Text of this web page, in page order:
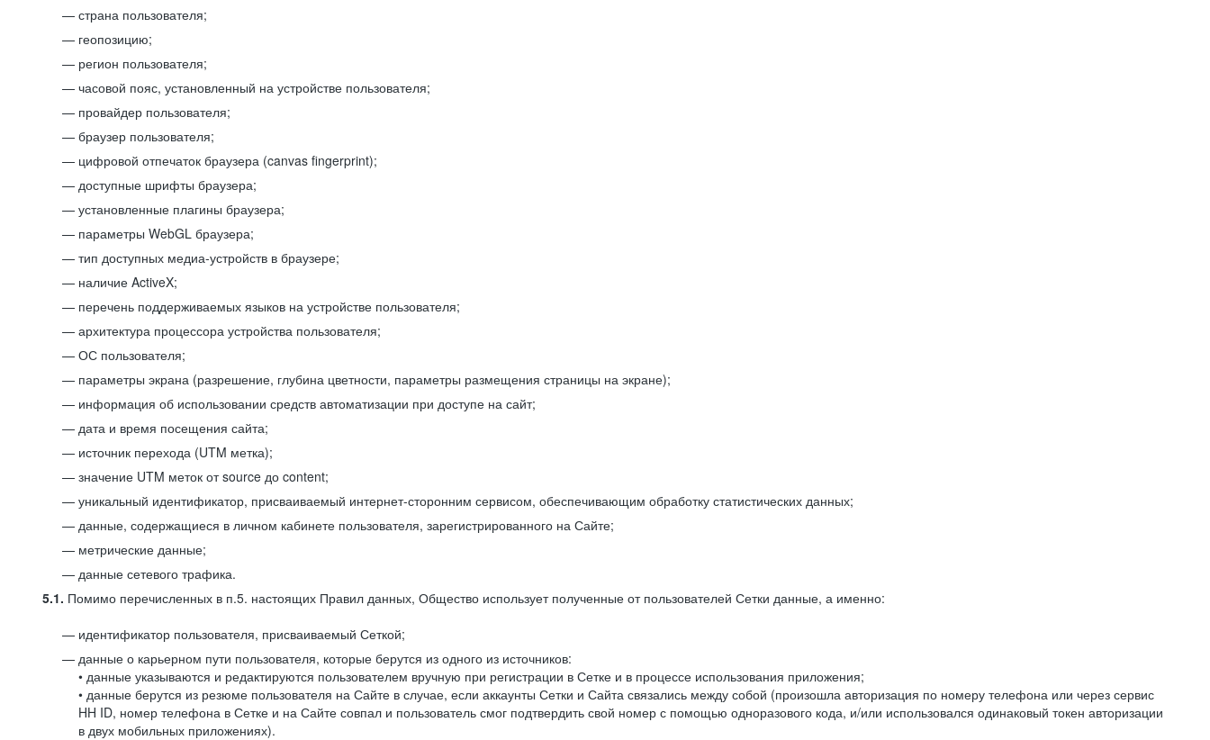
страна пользователя;
геопозицию;
регион пользователя;
часовой пояс, установленный на устройстве пользователя;
провайдер пользователя;
браузер пользователя;
цифровой отпечаток браузера (canvas fingerprint);
доступные шрифты браузера;
установленные плагины браузера;
параметры WebGL браузера;
тип доступных медиа-устройств в браузере;
наличие ActiveX;
перечень поддерживаемых языков на устройстве пользователя;
архитектура процессора устройства пользователя;
ОС пользователя;
параметры экрана (разрешение, глубина цветности, параметры размещения страницы на экране);
информация об использовании средств автоматизации при доступе на сайт;
дата и время посещения сайта;
источник перехода (UTM метка);
значение UTM меток от source до content;
уникальный идентификатор, присваиваемый интернет-сторонним сервисом, обеспечивающим обработку статистических данных;
данные, содержащиеся в личном кабинете пользователя, зарегистрированного на Сайте;
метрические данные;
данные сетевого трафика.
5.1. Помимо перечисленных в п.5. настоящих Правил данных, Общество использует полученные от пользователей Сетки данные, а именно:
идентификатор пользователя, присваиваемый Сеткой;
данные о карьерном пути пользователя, которые берутся из одного из источников:
• данные указываются и редактируются пользователем вручную при регистрации в Сетке и в процессе использования приложения;
• данные берутся из резюме пользователя на Сайте в случае, если аккаунты Сетки и Сайта связались между собой (произошла авторизация по номеру телефона или через сервис
HH ID, номер телефона в Сетке и на Сайте совпал и пользователь смог подтвердить свой номер с помощью одноразового кода, и/или использовался одинаковый токен авторизации
в двух мобильных приложениях).